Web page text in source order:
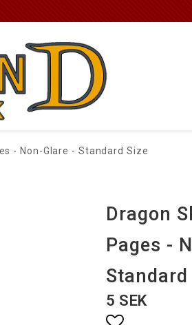
- Non-Glare - Standard Size
Dragon
Pages -
Standard
5 SEK